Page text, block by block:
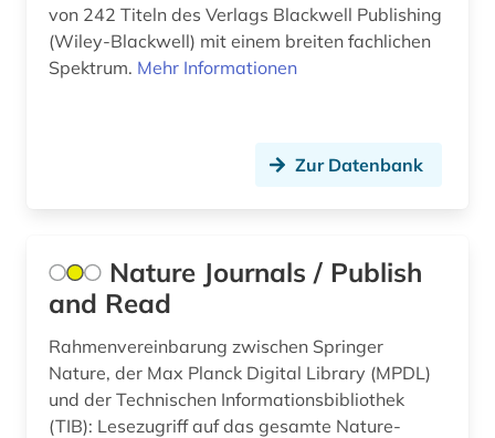
fertigarzneimittel (2)
forschungsdaten (1)
freie plattform (1)
w. leibniz-programm (1)
galenik (2)
gebrauchsmuster (4)
gebrauchsmusteranmeldung (3)
von 242 Titeln des Verlags Blackwell Publishing
(Wiley-Blackwell) mit einem breiten fachlichen
Spektrum. Mehr Informationen
Zur Datenbank
Nature Journals / Publish
and Read
Rahmenvereinbarung zwischen Springer
Nature, der Max Planck Digital Library (MPDL)
und der Technischen Informationsbibliothek
(TIB): Lesezugriff auf das gesamte Nature-